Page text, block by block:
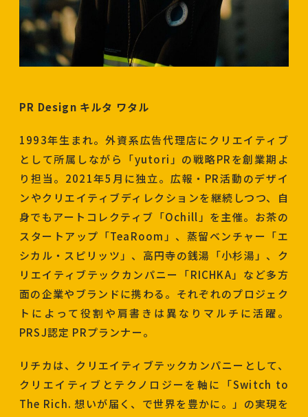
PR Design キルタ ワタル
1993年生まれ。外資系広告代理店にクリエイティブ
として所属しながら「yutori」の戦略PRを創業期よ
り担当。2021年5月に独立。広報・PR活動のデザイ
ンやクリエイティブディレクションを継続しつつ、自
身でもアートコレクティブ「Ochill」を主催。お茶の
スタートアップ「TeaRoom」、蒸留ベンチャー「エ
シカル・スピリッツ」、高円寺の銭湯「小杉湯」、ク
リエイティブテックカンパニー「RICHKA」など多方
面の企業やブランドに携わる。それぞれのプロジェク
トによって役割や肩書きは異なりマルチに活躍。
PRSJ認定 PRプランナー。
リチカは、クリエイティブテックカンパニーとして、
クリエイティブとテクノロジーを軸に「Switch to
The Rich. 想いが届く、で世界を豊かに。」の実現を